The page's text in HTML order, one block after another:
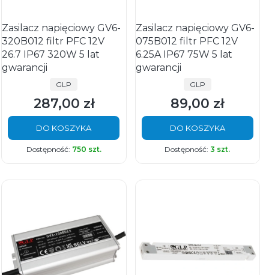
Zasilacz napięciowy GV6-
320B012 filtr PFC 12V
26.7 IP67 320W 5 lat
gwarancji
PRODUCENT
GLP
Cena
287,00 zł
DO KOSZYKA
Dostępność: 750 szt.
Zasilacz napięciowy GV6-
075B012 filtr PFC 12V
6.25A IP67 75W 5 lat
gwarancji
PRODUCENT
GLP
Cena
89,00 zł
DO KOSZYKA
Dostępność:3 szt.